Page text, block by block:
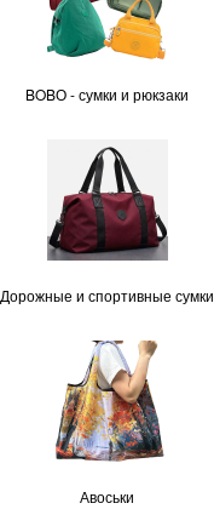
BOBО - сумки и рюкзаки
Дорожные и спортивные сумки
Авоськи